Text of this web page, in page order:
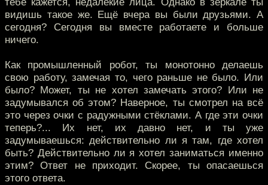
видишь такое же. Ещё вчера вы были друзьями. А
сегодня? Сегодня вы вместе работаете и больше
ничего.
Как промышленный робот, ты монотонно делаешь
свою работу, замечая то, чего раньше не было. Или
было? Может, ты не хотел замечать этого? Или не
задумывался об этом? Наверное, ты смотрел на всё
это через очки с радужными стёклами. А где эти очки
теперь?... Их нет, их давно нет, и ты уже
задумываешься: действительно ли я там, где хотел
быть? Действительно ли я хотел заниматься именно
этим? Ответ не приходит. Скорее, ты опасаешься
этого ответа.